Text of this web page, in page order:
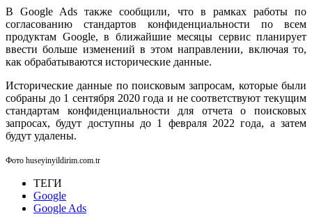
В Google Ads также сообщили, что в рамках работы по
согласованию стандартов конфиденциальности по всем
продуктам Google, в ближайшие месяцы сервис планирует
ввести больше изменений в этом направлении, включая то,
как обрабатываются исторические данные.
Исторические данные по поисковым запросам, которые были
собраны до 1 сентября 2020 года и не соответствуют текущим
стандартам конфиденциальности для отчета о поисковых
запросах, будут доступны до 1 февраля 2022 года, а затем
будут удалены.
Фото huseyinyildirim.com.tr
ТЕГИ
Google
Google Ads